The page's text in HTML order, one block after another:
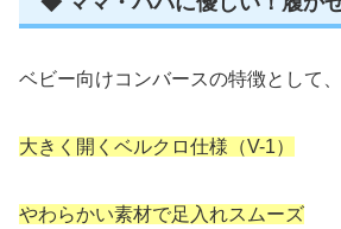
ベビー向けコンバースの特徴として、
大きく開くベルクロ仕様（V-1）
やわらかい素材で足入れスムーズ